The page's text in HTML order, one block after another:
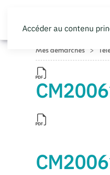
Accéder au contenu
Mes démarches